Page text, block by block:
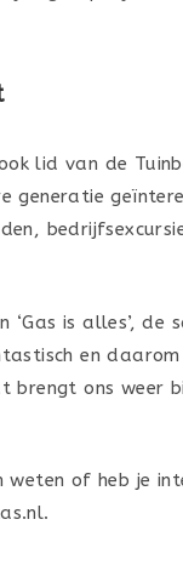
lid van de
generatie
is alles’, de
en
brengt ons weer
weten of heb je